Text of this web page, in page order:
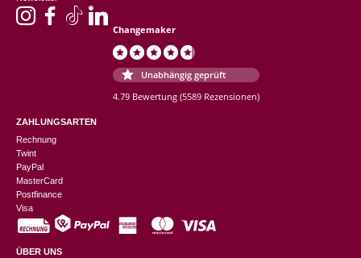
Changemaker
Unabhängig geprüft
4.79 Bewertung (5589 Rezensionen)
ZAHLUNGSARTEN
Rechnung
Twint
PayPal
MasterCard
Postfinance
Visa
ÜBER UNS